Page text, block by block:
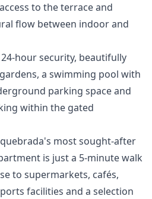
to the terrace and
flow between indoor and
hour security, beautifully
a swimming pool with
parking space and
within the gated
most sought-after
is just a 5-minute walk
to supermarkets, cafés,
facilities and a selection